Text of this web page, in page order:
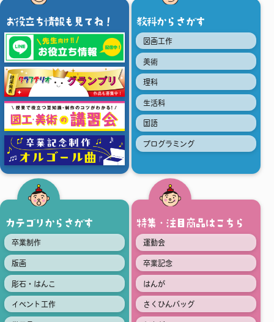
お役立ち情報も見てね！ 教科からさがす
図画工作
美術
理科
生活科
国語
プログラミング
カテゴリからさがす
卒業制作
版画
彫石・はんこ
イベント工作
特集・注目商品はこちら
運動会
卒業記念
はんが
さくひんバッグ